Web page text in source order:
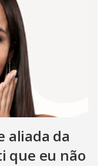
aliada da
que eu não